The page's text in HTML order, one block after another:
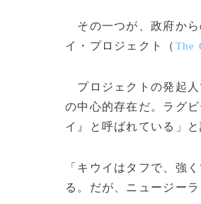
その一つが、政府から
イ・プロジェクト（ The
プロジェクトの発起人
の中心的存在だ。ラグ
イ』と呼ばれている」と
「キウイはタフで、強
る。だが、ニュージー